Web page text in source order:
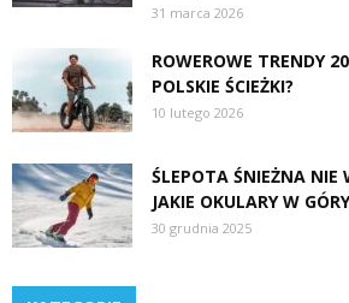
31 marca 2026
ROWEROWE TRENDY
POLSKIE ŚCIEŻKI?
10 lutego 2026
ŚLEPOTA ŚNIEŻNA NIE
JAKIE OKULARY W
30 grudnia 2025